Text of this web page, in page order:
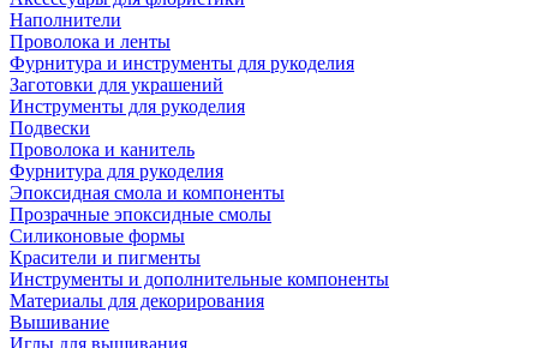
Наполнители
Проволока и ленты
Фурнитура и инструменты для рукоделия
Заготовки для украшений
Инструменты для рукоделия
Подвески
Проволока и канитель
Фурнитура для рукоделия
Эпоксидная смола и компоненты
Прозрачные эпоксидные смолы
Силиконовые формы
Красители и пигменты
Инструменты и дополнительные компоненты
Материалы для декорирования
Вышивание
Иглы для вышивания